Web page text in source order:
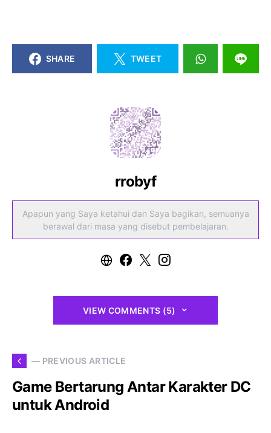
SHARE TWEET
rrobyf
Apapun yang Saya ketahui dan Saya bagikan, semuanya
berawal dari masa yang disebut pembelajaran.
VIEW COMMENTS (5)
— PREVIOUS ARTICLE
Game Bertarung Antar Karakter DC
untuk Android